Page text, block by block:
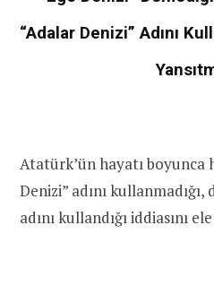
“Adalar Denizi” Adını
Atatürk’ün hayatı boyunca
Denizi” adını
adını kullandığı iddiasını